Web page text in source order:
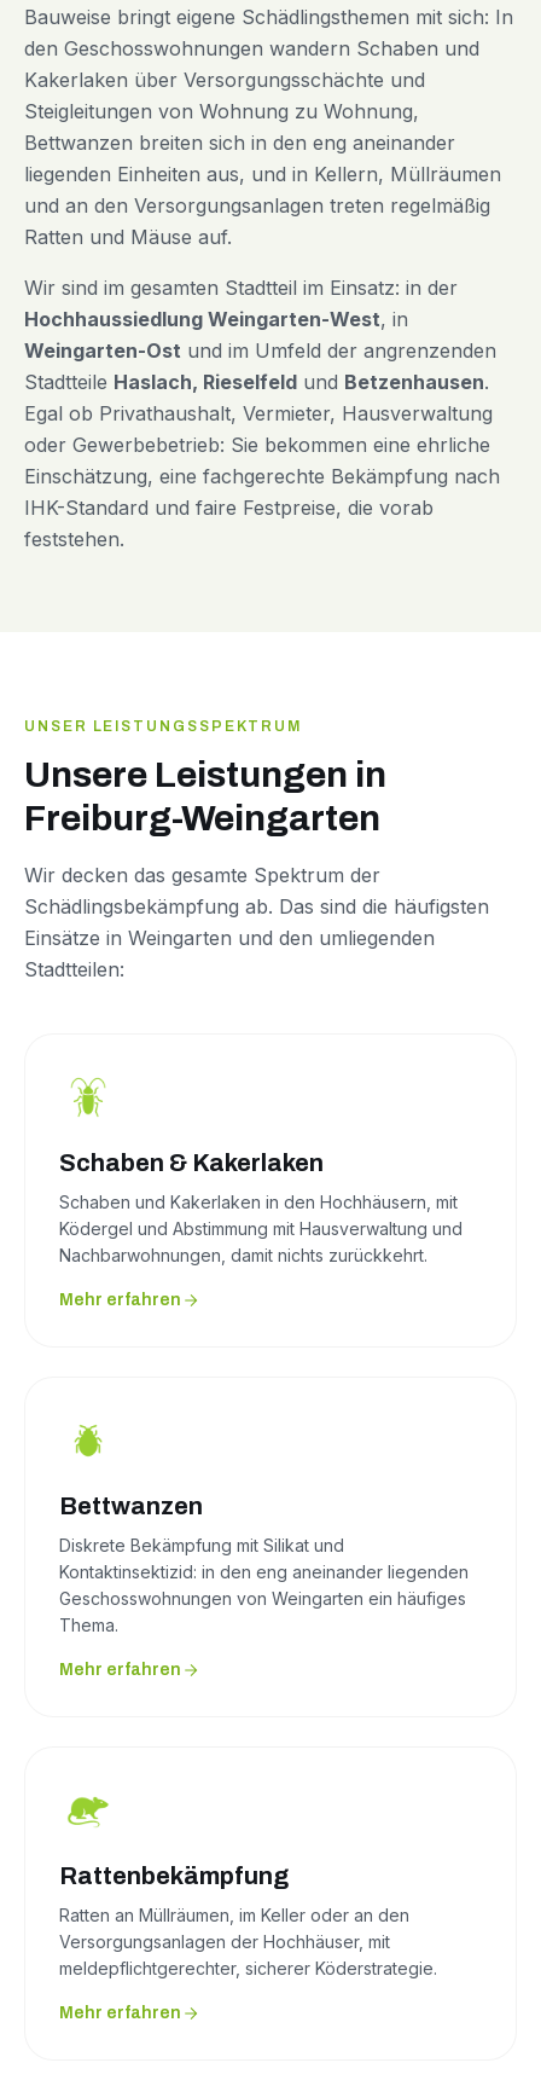
Bauweise bringt eigene Schädlingsthemen mit sich: In
den Geschosswohnungen wandern Schaben und
Kakerlaken über Versorgungsschächte und
Steigleitungen von Wohnung zu Wohnung,
Bettwanzen breiten sich in den eng aneinander
liegenden Einheiten aus, und in Kellern, Müllräumen
und an den Versorgungsanlagen treten regelmäßig
Ratten und Mäuse auf.
Wir sind im gesamten Stadtteil im Einsatz: in der
Hochhaussiedlung Weingarten-West, in
Weingarten-Ost und im Umfeld der angrenzenden
Stadtteile Haslach, Rieselfeld und Betzenhausen.
Egal ob Privathaushalt, Vermieter, Hausverwaltung
oder Gewerbebetrieb: Sie bekommen eine ehrliche
Einschätzung, eine fachgerechte Bekämpfung nach
IHK-Standard und faire Festpreise, die vorab
feststehen.
UNSER LEISTUNGSSPEKTRUM
Unsere Leistungen in
Freiburg-Weingarten
Wir decken das gesamte Spektrum der
Schädlingsbekämpfung ab. Das sind die häufigsten
Einsätze in Weingarten und den umliegenden
Stadtteilen:
Schaben & Kakerlaken
Schaben und Kakerlaken in den Hochhäusern, mit
Ködergel und Abstimmung mit Hausverwaltung und
Nachbarwohnungen, damit nichts zurückkehrt.
Mehr erfahren
Bettwanzen
Diskrete Bekämpfung mit Silikat und
Kontaktinsektizid: in den eng aneinander liegenden
Geschosswohnungen von Weingarten ein häufiges
Thema.
Mehr erfahren
Rattenbekämpfung
Ratten an Müllräumen, im Keller oder an den
Versorgungsanlagen der Hochhäuser, mit
meldepflichtgerechter, sicherer Köderstrategie.
Mehr erfahren